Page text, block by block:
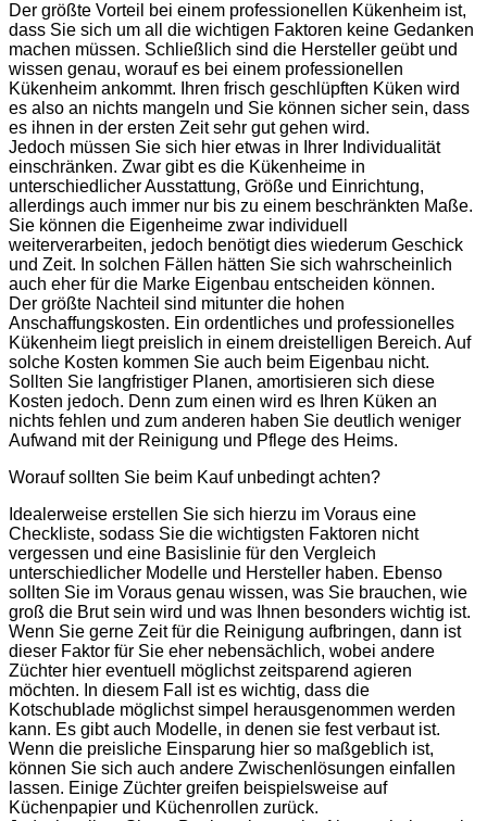
Der größte Vorteil bei einem professionellen Kükenheim ist,
dass Sie sich um all die wichtigen Faktoren keine Gedanken
machen müssen. Schließlich sind die Hersteller geübt und
wissen genau, worauf es bei einem professionellen
Kükenheim ankommt. Ihren frisch geschlüpften Küken wird
es also an nichts mangeln und Sie können sicher sein, dass
es ihnen in der ersten Zeit sehr gut gehen wird.
Jedoch müssen Sie sich hier etwas in Ihrer Individualität
einschränken. Zwar gibt es die Kükenheime in
unterschiedlicher Ausstattung, Größe und Einrichtung,
allerdings auch immer nur bis zu einem beschränkten Maße.
Sie können die Eigenheime zwar individuell
weiterverarbeiten, jedoch benötigt dies wiederum Geschick
und Zeit. In solchen Fällen hätten Sie sich wahrscheinlich
auch eher für die Marke Eigenbau entscheiden können.
Der größte Nachteil sind mitunter die hohen
Anschaffungskosten. Ein ordentliches und professionelles
Kükenheim liegt preislich in einem dreistelligen Bereich. Auf
solche Kosten kommen Sie auch beim Eigenbau nicht.
Sollten Sie langfristiger Planen, amortisieren sich diese
Kosten jedoch. Denn zum einen wird es Ihren Küken an
nichts fehlen und zum anderen haben Sie deutlich weniger
Aufwand mit der Reinigung und Pflege des Heims.
Worauf sollten Sie beim Kauf unbedingt achten?
Idealerweise erstellen Sie sich hierzu im Voraus eine
Checkliste, sodass Sie die wichtigsten Faktoren nicht
vergessen und eine Basislinie für den Vergleich
unterschiedlicher Modelle und Hersteller haben. Ebenso
sollten Sie im Voraus genau wissen, was Sie brauchen, wie
groß die Brut sein wird und was Ihnen besonders wichtig ist.
Wenn Sie gerne Zeit für die Reinigung aufbringen, dann ist
dieser Faktor für Sie eher nebensächlich, wobei andere
Züchter hier eventuell möglichst zeitsparend agieren
möchten. In diesem Fall ist es wichtig, dass die
Kotschublade möglichst simpel herausgenommen werden
kann. Es gibt auch Modelle, in denen sie fest verbaut ist.
Wenn die preisliche Einsparung hier so maßgeblich ist,
können Sie sich auch andere Zwischenlösungen einfallen
lassen. Einige Züchter greifen beispielsweise auf
Küchenpapier und Küchenrollen zurück.